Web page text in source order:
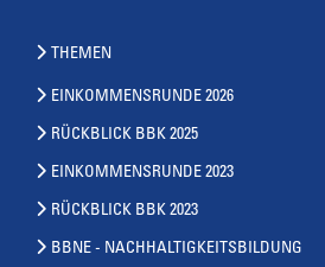
THEMEN
EINKOMMENSRUNDE 2026
RÜCKBLICK BBK 2025
EINKOMMENSRUNDE 2023
RÜCKBLICK BBK 2023
BBNE - NACHHALTIGKEITSBILDUNG